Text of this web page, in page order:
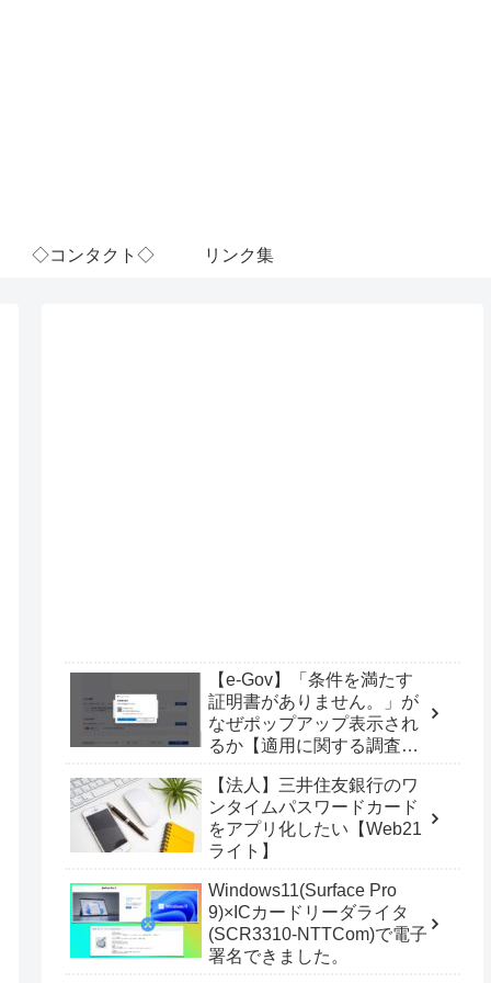
◇コンタクト◇ リンク集
【e-Gov】「条件を満たす
証明書がありません。」が
なぜポップアップ表示され
るか【適用に関する調査
【法人】三井住友銀行のワ
ンタイムパスワードカード
をアプリ化したい【Web21
ライト】
Windows11(Surface Pro
9)×ICカードリーダライタ
(SCR3310-NTTCom)で電子
署名できました。